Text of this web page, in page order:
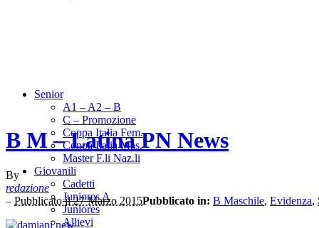
Senior
A1 – A2 – B
C – Promozione
Coppa Italia Fem.
Coppa Italia Mas.
Master F.li Naz.li
Giovanili
Cadetti
Juniores A
Juniores
Allievi
B M – Latina PN News
By
redazione
– Pubblicato il 27 Marzo 2015Pubblicato in: B Maschile, Evidenza,